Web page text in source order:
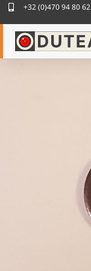
+32 (0)470 94 80 62